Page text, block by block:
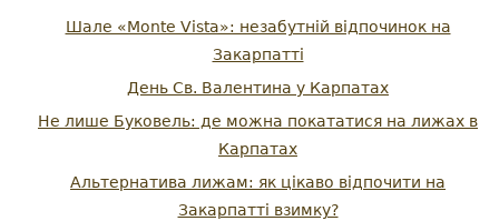
Шале «Monte Vista»: незабутній відпочинок на
Закарпатті
День Св. Валентина у Карпатах
Не лише Буковель: де можна покататися на лижах в
Карпатах
Альтернатива лижам: як цікаво відпочити на
Закарпатті взимку?